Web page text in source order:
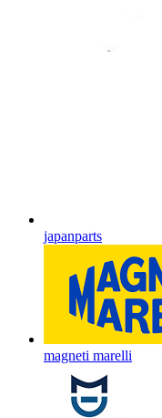
japanparts
magneti marelli